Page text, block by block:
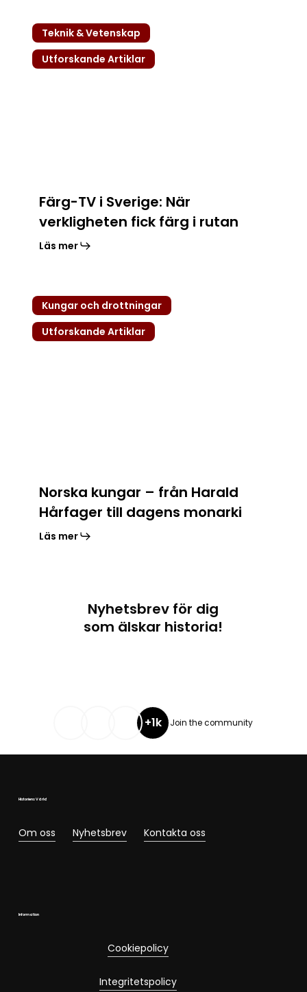
Sverige:
Teknik & Vetenskap
Utforskande Artiklar
Färg-TV i Sverige: När
verkligheten fick färg i rutan
Läs mer
kungar
från
Kungar och drottningar
Utforskande Artiklar
Norska kungar – från Harald
Hårfager till dagens monarki
Läs mer
Nyhetsbrev för dig
som älskar historia!
+1k Join the community
Historiens Värld
Om oss Nyhetsbrev Kontakta oss
Information
Cookiepolicy
Integritetspolicy